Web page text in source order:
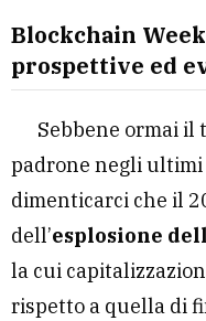
Blockchain
prospettive ed
Sebbene ormai il
padrone negli ultimi
dimenticarci che il
dell’esplosione
la cui
rispetto a quella di